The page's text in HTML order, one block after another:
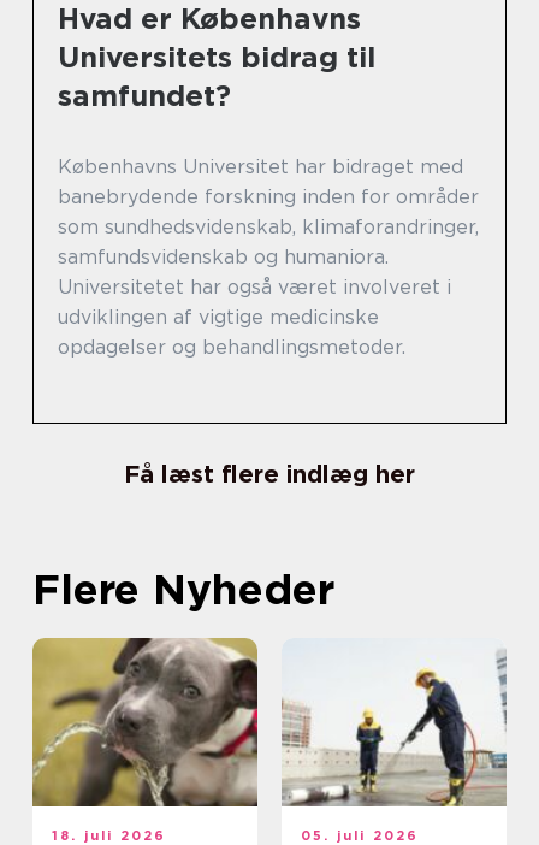
Hvad er Københavns
Universitets bidrag til
samfundet?
Københavns Universitet har bidraget med
banebrydende forskning inden for områder
som sundhedsvidenskab, klimaforandringer,
samfundsvidenskab og humaniora.
Universitetet har også været involveret i
udviklingen af vigtige medicinske
opdagelser og behandlingsmetoder.
Få læst flere indlæg her
Flere Nyheder
18. juli 2026 05. juli 2026